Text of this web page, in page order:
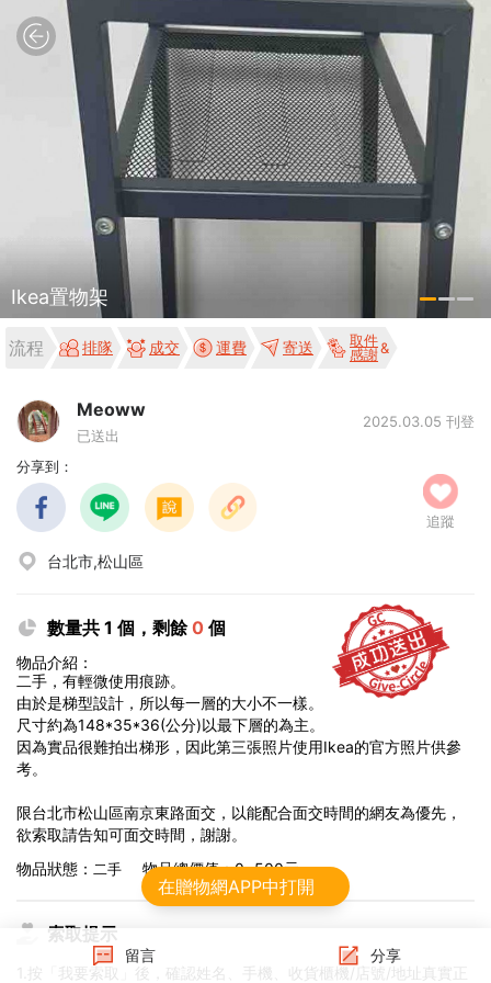
Ikea置物架
流程 排隊 成交 運費 寄送
取件
感謝
Meoww
已送出
2025.03.05 刊登
分享到：
追蹤
台北市,松山區
數量共 1 個，剩餘0 個
物品介紹：
二手，有輕微使用痕跡。
由於是梯型設計，所以每一層的大小不一樣。
尺寸約為148*35*36(公分)以最下層的為主。
因為實品很難拍出梯形，因此第三張照片使用Ikea的官方照片供參
考。
限台北市松山區南京東路面交，以能配合面交時間的網友為優先，
欲索取請告知可面交時間，謝謝。
物品狀態： 二手 物品總價值：0~500元
索取提示
1.按「我要索取」後，確認姓名、手機、收貨櫃機/店號/地址真實正
留言 分享
在贈物網APP中打開